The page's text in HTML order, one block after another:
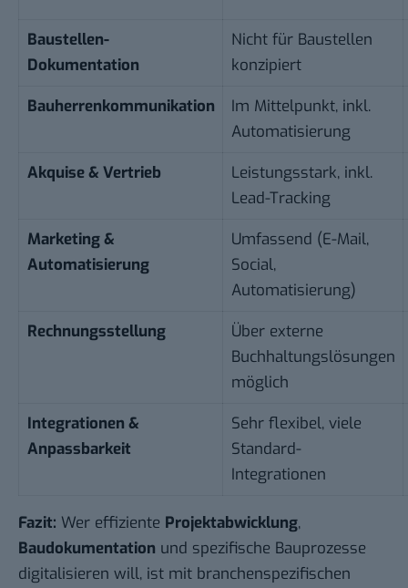
Baustellen-
Dokumentation
Nicht für Baustellen
konzipiert
Bauherrenkommunikation
Im Mittelpunkt, inkl.
Automatisierung
Akquise & Vertrieb
Leistungsstark, inkl.
Lead-Tracking
Marketing &
Automatisierung
Umfassend (E-Mail,
Social,
Automatisierung)
Rechnungsstellung
Über externe
Buchhaltungslösungen
möglich
Integrationen &
Anpassbarkeit
Sehr flexibel, viele
Standard-
Integrationen
Fazit: Wer effiziente Projektabwicklung,
Baudokumentation und spezifische Bauprozesse
digitalisieren will, ist mit branchenspezifischen